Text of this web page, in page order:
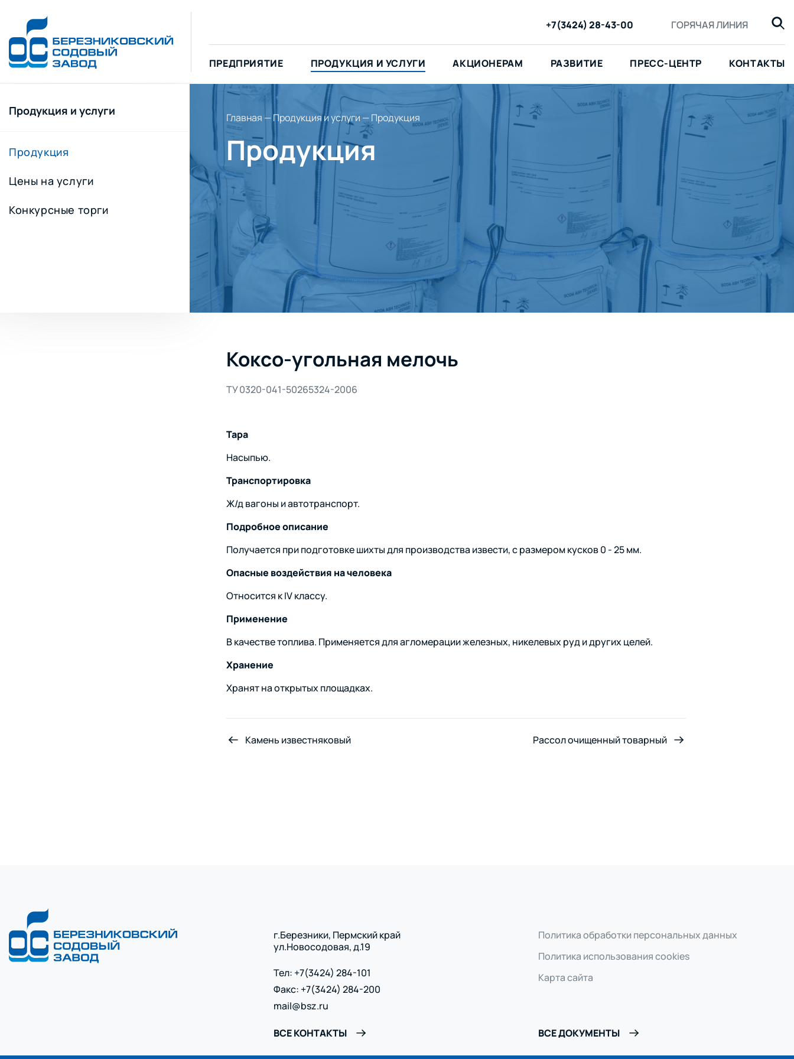
+7(3424) 28-43-00 ГОРЯЧАЯ ЛИНИЯ
ПРЕДПРИЯТИЕ ПРОДУКЦИЯ И УСЛУГИ АКЦИОНЕРАМ РАЗВИТИЕ ПРЕСС-ЦЕНТР КОНТАКТЫ
Продукция и услуги
Продукция
Цены на услуги
Конкурсные торги
Главная —Продукция и услуги —Продукция
Продукция
Коксо-угольная мелочь
ТУ 0320-041-50265324-2006
Тара
Насыпью.
Транспортировка
Ж/д вагоны и автотранспорт.
Подробное описание
Получается при подготовке шихты для производства извести, с размером кусков 0 - 25 мм.
Опасные воздействия на человека
Относится к IV классу.
Применение
В качестве топлива. Применяется для агломерации железных, никелевых руд и других целей.
Хранение
Хранят на открытых площадках.
Камень известняковый Рассол очищенный товарный
г.Березники, Пермский край
ул.Новосодовая, д.19
Тел: +7(3424) 284-101
Факс: +7(3424) 284-200
mail@bsz.ru
Политика обработки персональных данных
Политика использования cookies
Карта сайта
ВСЕ КОНТАКТЫ ВСЕ ДОКУМЕНТЫ